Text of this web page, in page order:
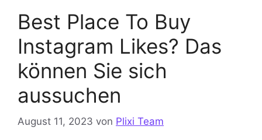
Best Place To Buy
Instagram Likes? Das
können Sie sich
aussuchen
August 11, 2023 von Plixi Team